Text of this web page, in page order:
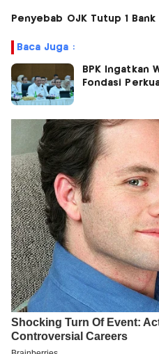
Penyebab OJK Tutup 1
Baca Juga :
BPK Ingatkan
Fondasi